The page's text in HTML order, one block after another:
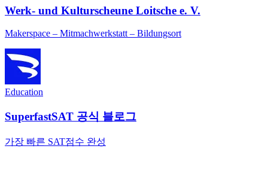
Werk- und Kulturscheune Loitsche e. V.
Makerspace – Mitmachwerkstatt – Bildungsort
Education
SuperfastSAT 공식 블로그
가장 빠른 SAT점수 완성